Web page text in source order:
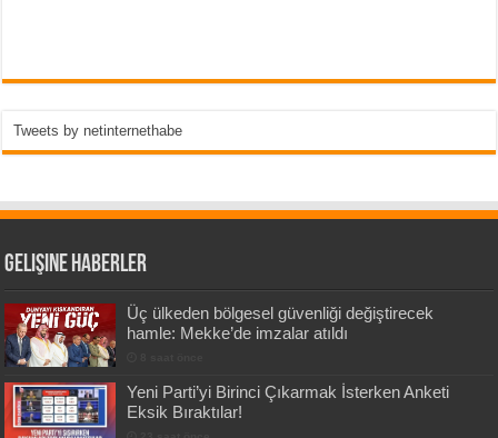
Tweets by netinternethabe
Gelişine Haberler
Üç ülkeden bölgesel güvenliği değiştirecek
hamle: Mekke’de imzalar atıldı
Yeni Parti’yi Birinci Çıkarmak İsterken Anketi
Eksik Bıraktılar!